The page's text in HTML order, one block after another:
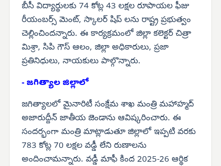
బీసీ విద్యార్థులకు 74 కోట్ల 43 లక్షల రూపాయల ఫీజు
రీయంబర్స్ మెంట్, స్కాలర్ షిప్ లను రాష్ట్ర ప్రభుత్వం
చెల్లించిందన్నారు. ఈ కార్యక్రమంలో జిల్లా కలెక్టర్ చిత్రా
మిశ్రా, సిపి గౌస్ ఆలం, జిల్లా అధికారులు, ప్రజా
ప్రతినిధులు, నాయకులు పాల్గొన్నారు.
- జగిత్యాల జిల్లాలో
జగిత్యాలలో మైనారిటీ సంక్షేమ శాఖ మంత్రి మహాహ్మద్
అజారుద్దీన్ జాతీయ జెండాను ఆవిష్కరించారు. ఈ
సందర్భంగా మంత్రి మాట్లాడుతూ జిల్లాలో ఇప్పటి వరకు
783 కోట్ల 70 లక్షల వడ్డీ లేని రుణాలను
అందించామన్నారు. వడ్డీ మాఫీ కింద 2025-26 ఆర్థిక